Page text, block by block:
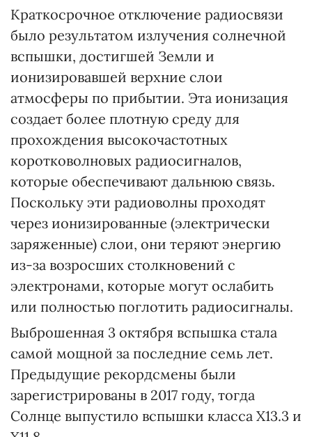
Краткосрочное отключение радиосвязи
было результатом излучения солнечной
вспышки, достигшей Земли и
ионизировавшей верхние слои
атмосферы по прибытии. Эта ионизация
создает более плотную среду для
прохождения высокочастотных
коротковолновых радиосигналов,
которые обеспечивают дальнюю связь.
Поскольку эти радиоволны проходят
через ионизированные (электрически
заряженные) слои, они теряют энергию
из-за возросших столкновений с
электронами, которые могут ослабить
или полностью поглотить радиосигналы.
Выброшенная 3 октября вспышка стала
самой мощной за последние семь лет.
Предыдущие рекордсмены были
зарегистрированы в 2017 году, тогда
Солнце выпустило вспышки класса X13.3 и